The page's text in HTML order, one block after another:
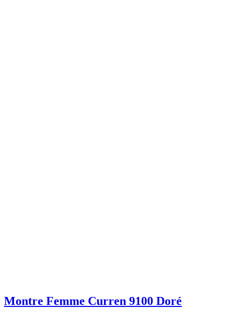
Montre Femme Curren 9100 Doré